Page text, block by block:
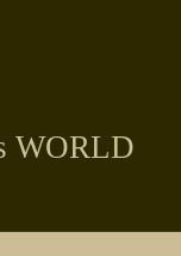
WORLD